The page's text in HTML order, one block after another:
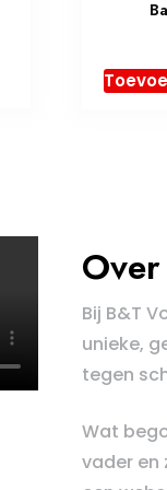
Bij B&T
unieke,
tegen
Wat
vader en